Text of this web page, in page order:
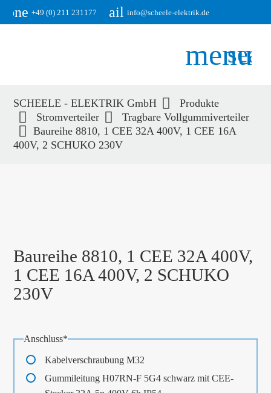
+49 (0) 211 231177email info@scheele-elektrik.de
menu
Suchbegriffe SUCHEN
SCHEELE - ELEKTRIK GmbH
Produkte
Stromverteiler
Tragbare Vollgummiverteiler
Baureihe 8810, 1 CEE 32A 400V, 1 CEE 16A
400V, 2 SCHUKO 230V
Baureihe 8810, 1 CEE 32A 400V,
1 CEE 16A 400V, 2 SCHUKO
230V
Pflichtfeld
Anschluss*
Kabelverschraubung M32
Gummileitung H07RN-F 5G4 schwarz mit CEE-